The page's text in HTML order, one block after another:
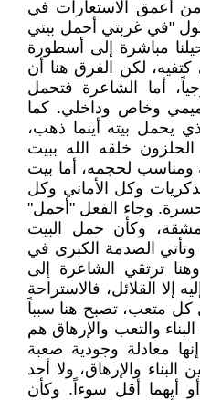
أعمق الاستعارات في
"في غربتي أحمل بيتي
مباشرة إلى أسطورة
لكن الفرق هنا أن
أما الشاعرة فتحمل
وخاص وداخلي. كما
يحمل بيته أينما ذهب،
خلقه الله ببيت
لحجمه، أما بيت
وكل الأماني وكل
وجاء الفعل "أحمل"
وكأن حمل البيت
وتأتي الصدمة الكبرى في
ترتقي الشاعرة إلى
القلائل، فالاستراحة
متعب، تصبح هنا سبباً
البناء والتعب والإرهاق هم
معادلة وجودية صعبة
البناء والإرهاق، ولا أحد
أيهما أقل سوءاً. وكأن